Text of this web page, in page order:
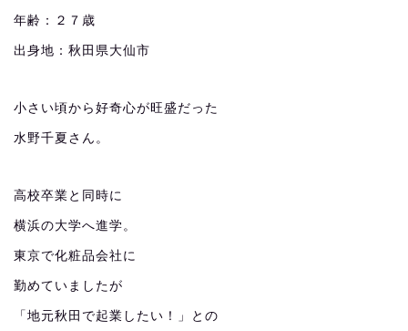
年齢：２７歳
出身地：秋田県大仙市
小さい頃から好奇心が旺盛だった
水野千夏さん。
高校卒業と同時に
横浜の大学へ進学。
東京で化粧品会社に
勤めていましたが
「地元秋田で起業したい！」との